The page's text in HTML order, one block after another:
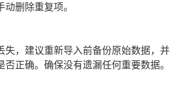
删除重复项。
失，建议重新导入前备份原始数据，并
正确。确保没有遗漏任何重要数据。